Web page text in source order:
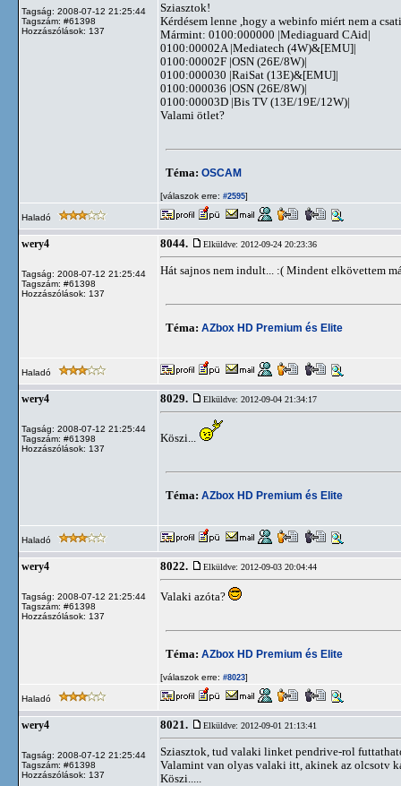
Tagság: 2008-07-12 21:25:44
Tagszám: #61398
Hozzászólások: 137
Sziasztok!
Kérdésem lenne ,hogy a webinfo miért nem a
Mármint: 0100:000000 |Mediaguard CAid|
0100:00002A |Mediatech (4W)&[EMU]|
0100:00002F |OSN (26E/8W)|
0100:000030 |RaiSat (13E)&[EMU]|
0100:000036 |OSN (26E/8W)|
0100:00003D |Bis TV (13E/19E/12W)|
Valami ötlet?
Téma: OSCAM
[válaszok erre: #2595]
Haladó
wery4
Tagság: 2008-07-12 21:25:44
Tagszám: #61398
Hozzászólások: 137
8044. Elküldve: 2012-09-24 20:23:36
Hát sajnos nem indult... :( Mindent elkövettem
Téma: AZbox HD Premium és Elite
Haladó
wery4
Tagság: 2008-07-12 21:25:44
Tagszám: #61398
Hozzászólások: 137
8029. Elküldve: 2012-09-04 21:34:17
Köszi...
Téma: AZbox HD Premium és Elite
Haladó
wery4
Tagság: 2008-07-12 21:25:44
Tagszám: #61398
Hozzászólások: 137
8022. Elküldve: 2012-09-03 20:04:44
Valaki azóta?
Téma: AZbox HD Premium és Elite
[válaszok erre: #8023]
Haladó
wery4
Tagság: 2008-07-12 21:25:44
Tagszám: #61398
Hozzászólások: 137
8021. Elküldve: 2012-09-01 21:13:41
Sziasztok, tud valaki linket pendrive-rol
Valamint van olyas valaki itt, akinek az olcsotv
Köszi.....